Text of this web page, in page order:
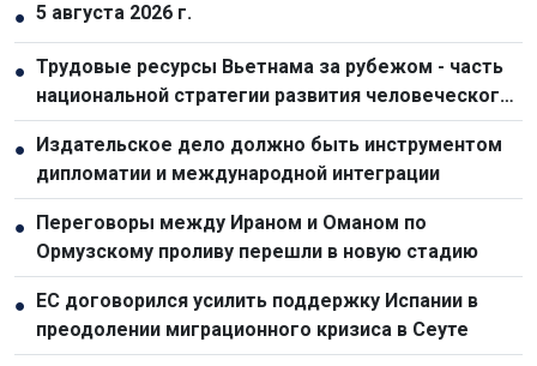
● 5 августа 2026 г.
● Трудовые ресурсы Вьетнама за рубежом - часть
национальной стратегии развития человеческого
капитала
●
Издательское дело должно быть инструментом
дипломатии и международной интеграции
●
Переговоры между Ираном и Оманом по
Ормузскому проливу перешли в новую стадию
●
ЕС договорился усилить поддержку Испании в
преодолении миграционного кризиса в Сеуте